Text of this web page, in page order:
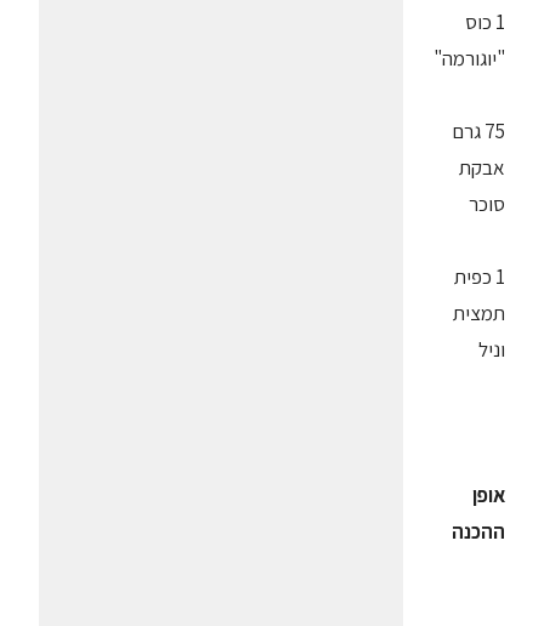
1 כוס
"יוגורמה"
75 גרם
אבקת
סוכר
1 כפית
תמצית
וניל
אופן
ההכנה